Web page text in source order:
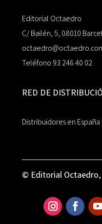
Editorial Octaedro
C/ Bailén, 5, 08010
Teléfono 93 246 40 02
RED DE
Distribuidores en
© Editorial Octaedro,